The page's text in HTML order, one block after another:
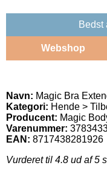
Bedst
Webshop
Navn: Magic Bra
Kategori: Hende >
Producent: Magic
Varenummer:
EAN: 8717438281926
Vurderet til 4.8 ud af 5